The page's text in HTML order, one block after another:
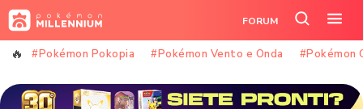
Vai
al
contenuto
FORUM
Cerca
nel il
#Pokémon Pokopia #Pokémon Vento e Onda #Pokémon